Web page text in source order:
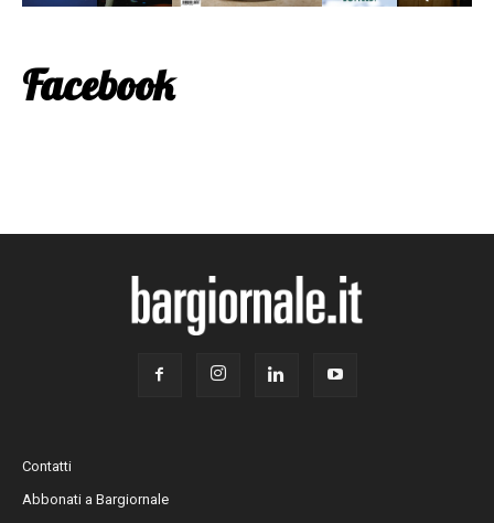
Facebook
Contatti
Abbonati a Bargiornale